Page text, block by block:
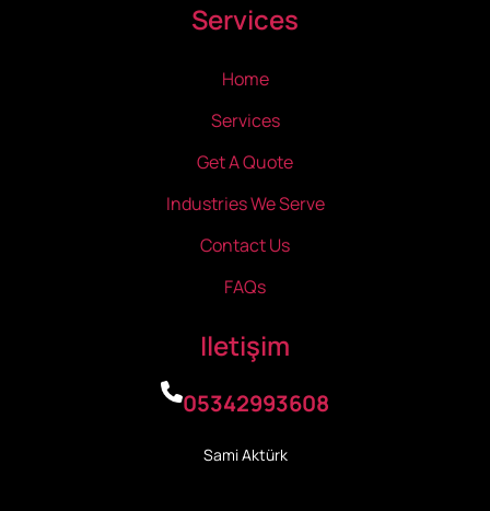
Services
Home
Services
Get A Quote
Industries We Serve
Contact Us
FAQs
Iletişim
05342993608
Sami Aktürk